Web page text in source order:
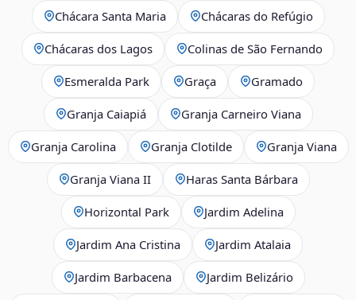
Chácara Santa Maria Chácaras do Refúgio
Chácaras dos Lagos Colinas de São Fernando
Esmeralda Park Graça Gramado
Granja Caiapiá Granja Carneiro Viana
Granja Carolina Granja Clotilde Granja Viana
Granja Viana II Haras Santa Bárbara
Horizontal Park Jardim Adelina
Jardim Ana Cristina Jardim Atalaia
Jardim Barbacena Jardim Belizário